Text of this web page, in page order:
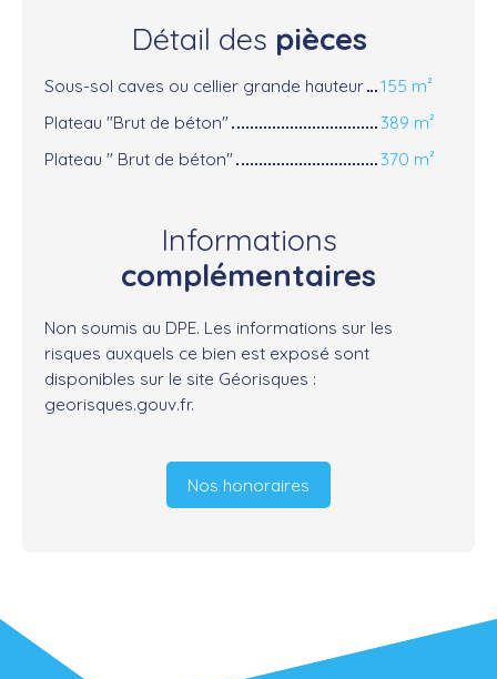
Détail des pièces
Sous-sol caves ou cellier grande hauteur
155 m²
Plateau "Brut de béton"
389 m²
Plateau " Brut de béton"
370 m²
Informations
complémentaires
Non soumis au DPE. Les informations sur les
risques auxquels ce bien est exposé sont
disponibles sur le site Géorisques :
georisques.gouv.fr.
Nos honoraires